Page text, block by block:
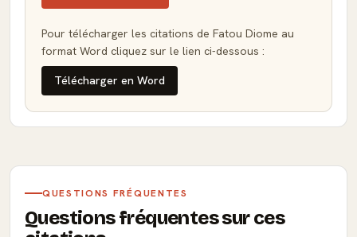
Pour télécharger les citations de Fatou Diome au
format Word cliquez sur le lien ci-dessous :
Télécharger en Word
QUESTIONS FRÉQUENTES
Questions fréquentes sur ces